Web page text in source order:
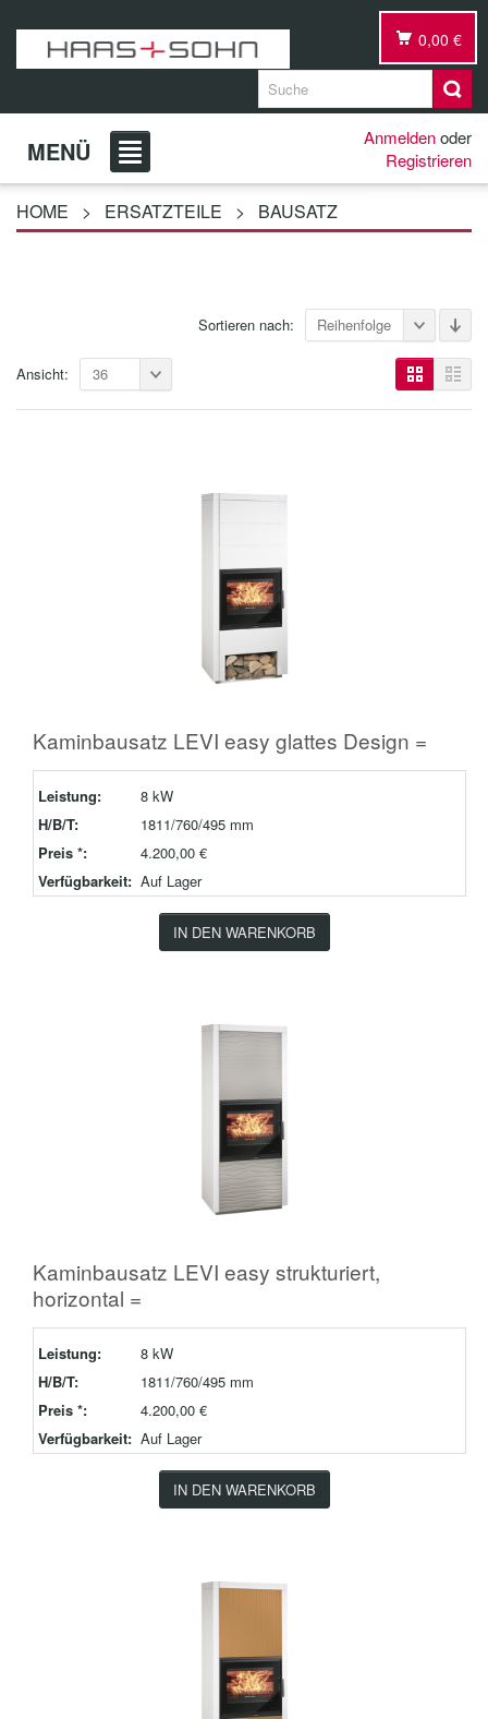
0,00 €
MENÜ Anmeldenoder
Registrieren
HOME > ERSATZTEILE > BAUSATZ
Sortieren nach: Reihenfolge
Ansicht: 36
Kaminbausatz LEVI easy glattes Design =
Leistung:
8 kW
H/B/T:
1811/760/495 mm
Preis *:
4.200,00 €
Verfügbarkeit: Auf Lager
IN DEN WARENKORB
Kaminbausatz LEVI easy strukturiert,
horizontal =
Leistung:
8 kW
H/B/T:
1811/760/495 mm
Preis *:
4.200,00 €
Verfügbarkeit: Auf Lager
IN DEN WARENKORB